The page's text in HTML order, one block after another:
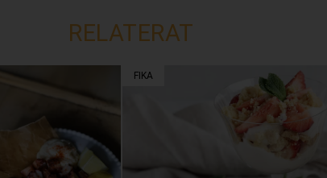
RELATERAT
FIKA